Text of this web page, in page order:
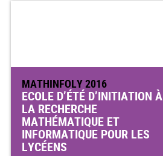
MATHINFOLY 2016
ECOLE D’ÉTÉ D’INITIATION À
LA RECHERCHE
MATHÉMATIQUE ET
INFORMATIQUE POUR LES
LYCÉENS